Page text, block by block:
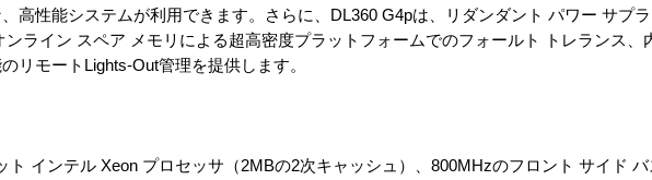
高性能システムが利用できます。さらに、DL360 G4pは、リダンダント パワー サプ
ンライン スペア メモリによる超高密度プラットフォームでのフォールト トレランス、
リモートLights-Out管理を提供します。
ト インテル Xeon プロセッサ（2MBの2次キャッシュ）、800MHzのフロント サイド バ